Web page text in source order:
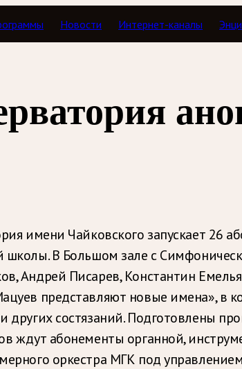
Новости Интернет-каналы
имени Чайковского запускает 26
школы. В Большом зале с
Андрей Писарев, Константин
представляют новые имена»,
других состязаний. Подготовлены
ждут абонементы органной,
оркестра МГК под